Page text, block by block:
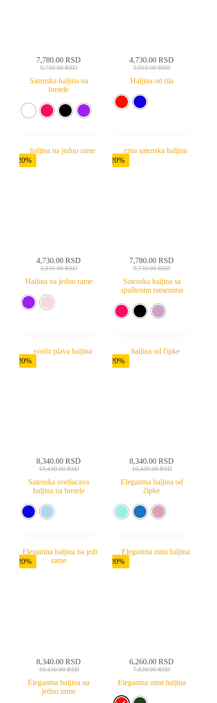
9,730.00RSD
7,780.00RSD
Satenska haljina na
bretele
5,910.00RSD
4,730.00RSD
Haljina od tila
-20%
5,910.00RSD
4,730.00RSD
Haljina na jedno rame
-20%
9,730.00RSD
7,780.00RSD
Satenska haljina sa
spuštenim ramenima
-20%
10,430.00RSD
8,340.00RSD
Satenska svetlucava
haljina na bretele
-20%
10,430.00RSD
8,340.00RSD
Elegantna haljina od
čipke
-20%
10,430.00RSD
8,340.00RSD
Elegantna haljina na
jedno rame
-20%
7,830.00RSD
6,260.00RSD
Elegantna mini haljina